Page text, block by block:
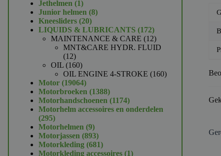
Jethelmen 11
product
Junior helmen 88
Kneesliders 2020
producten
LIQUIDS & LUBRICANTS 172172
producten
MAINTENANCE & CARE 1212
producten
MNT&CARE HYDR. FLUID
1212
producten
OIL 160160
producten
OIL ENGINE 4-STROKE 160160
Motor 1906419064
producten
Motorbroeken 13881388
producten
Motorhandschoenen 11741174
producten
Motorhelm accessoires en onderdelen
295295
producten
Motorhelmen 99
producten
Motorjassen 893893
producten
Motorkleding 681681
producten
Motorkleding accessoires 11